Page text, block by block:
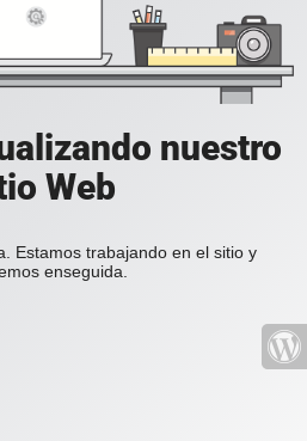
nuestro
Web
Estamos trabajando en el sitio y
enseguida.